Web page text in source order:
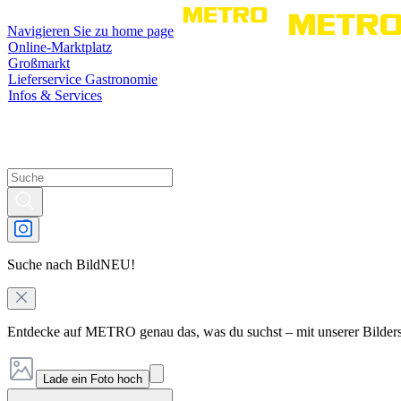
Navigieren Sie zu home page
Online-Marktplatz
Großmarkt
Lieferservice Gastronomie
Infos & Services
Suche nach BildNEU!
Entdecke auf METRO genau das, was du suchst – mit unserer
Lade ein Foto hoch